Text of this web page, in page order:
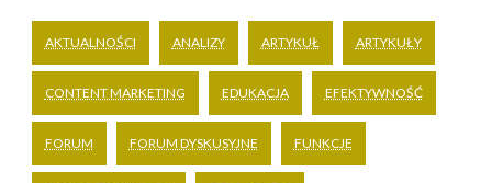
AKTUALNOŚCI ANALIZY ARTYKUŁ ARTYKUŁY
CONTENT MARKETING EDUKACJA EFEKTYWNOŚĆ
FORUM FORUM DYSKUSYJNE FUNKCJE